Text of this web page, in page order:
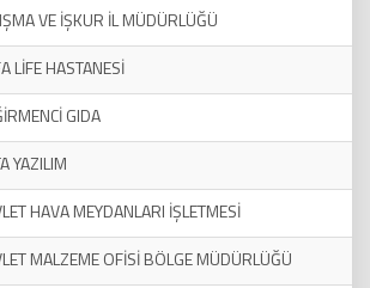
VE İŞKUR İL MÜDÜRLÜĞÜ
LİFE HASTANESİ
GIDA
YAZILIM
HAVA MEYDANLARI İŞLETMESİ
MALZEME OFİSİ BÖLGE MÜDÜRLÜĞÜ